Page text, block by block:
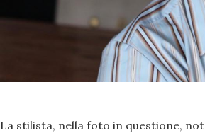
La stilista, nella foto in questione,